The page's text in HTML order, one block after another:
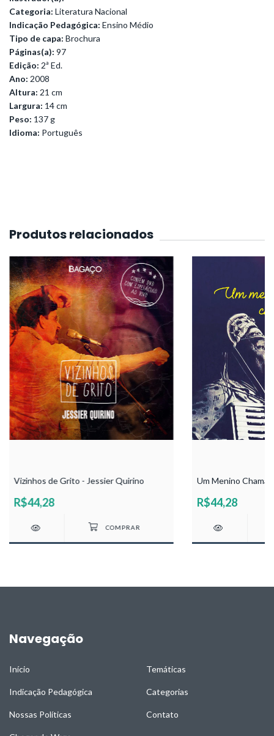
Categoria: Literatura Nacional
Indicação Pedagógica: Ensino Médio
Tipo de capa: Brochura
Páginas(a): 97
Edição: 2ª Ed.
Ano: 2008
Altura: 21 cm
Largura: 14 cm
Peso: 137 g
Idioma: Português
Produtos relacionados
Vizinhos de Grito - Jessier Quirino
R$44,28
Um Menino
R$44,28
Navegação
Início Temáticas
Indicação Pedagógica Categorias
Nossas Políticas Contato